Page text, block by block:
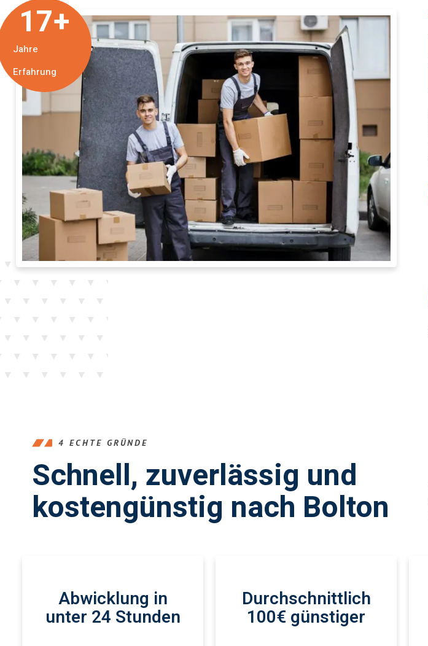
Jahre
Erfahrung
17+
4 ECHTE GRÜNDE
Schnell, zuverlässig und
kostengünstig nach Bolton
Abwicklung in
unter 24 Stunden
Durchschnittlich
100€ günstiger